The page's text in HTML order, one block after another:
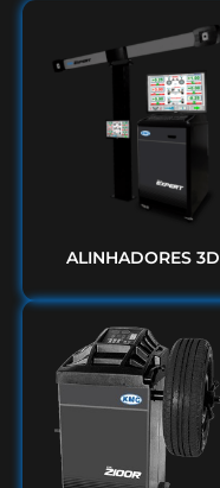
ALINHADORES 3D